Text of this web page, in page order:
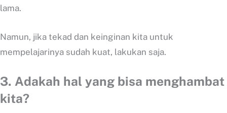
lama.
Namun, jika tekad dan keinginan kita untuk
mempelajarinya sudah kuat, lakukan saja.
3. Adakah hal yang bisa menghambat
kita?